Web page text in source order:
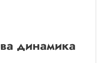
динамика